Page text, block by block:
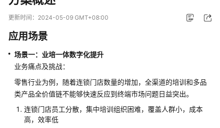
华
为
区
教
育
云
平
台
解
更新时间： 2024-05-09 GMT+08:00
应用场景
场景一：业培一体数字化提升
业务痛点及挑战：
零售行业为例，随着连锁门店数量的增加，全渠道的培训和多品
类产品全价值链不能够快速反应到终端市场问题日益突出。
连锁门店员工分散，集中培训组织困难，覆盖人群小，成本
高，效率低